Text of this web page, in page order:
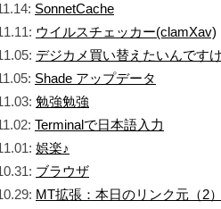
SonnetCache
ウイルスチェッカー(clamXav)
デジカメ買い替えたいんです
Shade アップデータ
勉強勉強
Terminalで日本語入力
娯楽♪
ブラウザ
MT拡張：本日のリンク元（2